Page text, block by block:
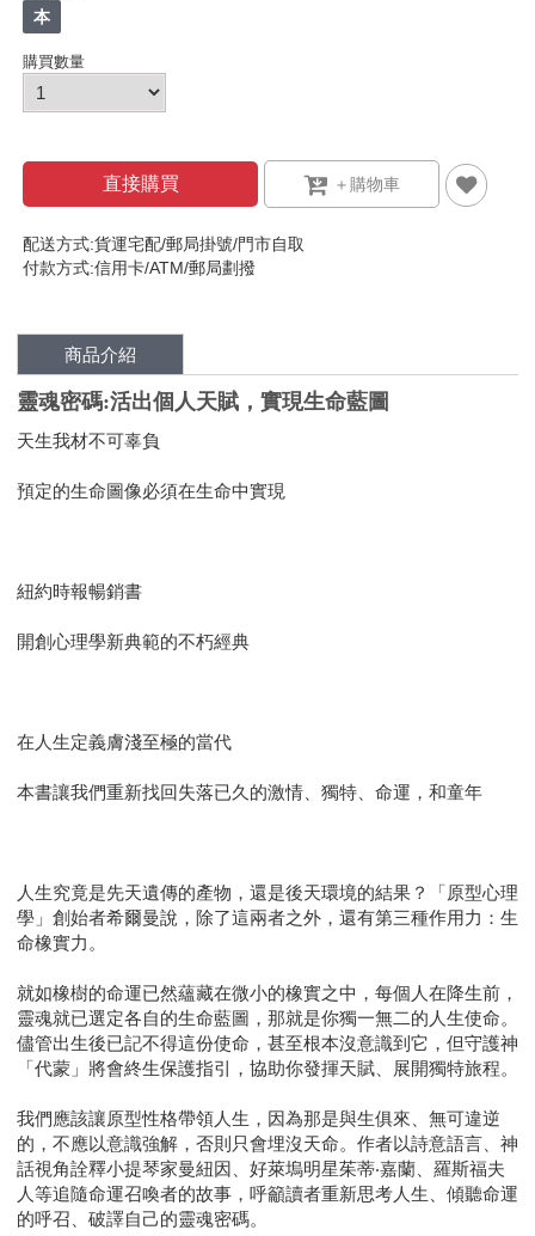
本
購買數量
直接購買
配送方式:貨運宅配/郵局掛號/門市自取
付款方式:信用卡/ATM/郵局劃撥
商品介紹
靈魂密碼:活出個人天賦，實現生命藍圖
天生我材不可辜負
預定的生命圖像必須在生命中實現
紐約時報暢銷書
開創心理學新典範的不朽經典
在人生定義膚淺至極的當代
本書讓我們重新找回失落已久的激情、獨特、命運，和童年
人生究竟是先天遺傳的產物，還是後天環境的結果？「原型心理
學」創始者希爾曼說，除了這兩者之外，還有第三種作用力：生
命橡實力。
就如橡樹的命運已然蘊藏在微小的橡實之中，每個人在降生前，
靈魂就已選定各自的生命藍圖，那就是你獨一無二的人生使命。
儘管出生後已記不得這份使命，甚至根本沒意識到它，但守護神
「代蒙」將會終生保護指引，協助你發揮天賦、展開獨特旅程。
我們應該讓原型性格帶領人生，因為那是與生俱來、無可違逆
的，不應以意識強解，否則只會埋沒天命。作者以詩意語言、神
話視角詮釋小提琴家曼紐因、好萊塢明星茱蒂‧嘉蘭、羅斯福夫
人等追隨命運召喚者的故事，呼籲讀者重新思考人生、傾聽命運
的呼召、破譯自己的靈魂密碼。